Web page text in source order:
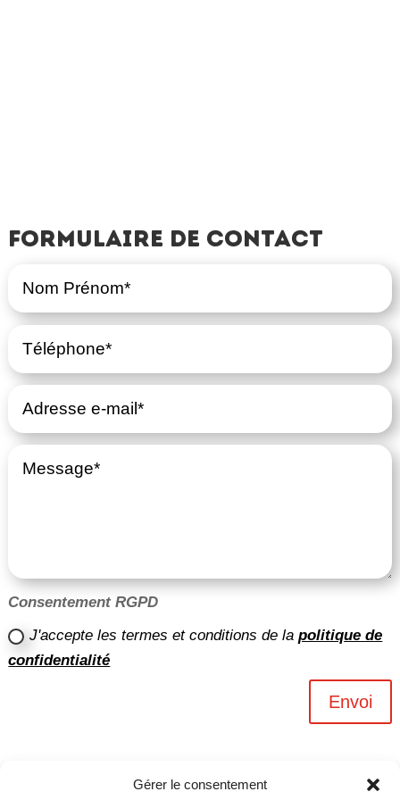
Gérer le consentement
Formulaire de contact
Consentement RGPD
J'accepte les termes et conditions de lapolitique de
confidentialité
Envoi